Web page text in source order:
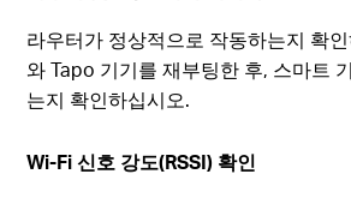
라우터가 정상적으로 작동하는지 확
와 Tapo 기기를 재부팅한 후, 스마트
는지 확인하십시오.
Wi-Fi 신호 강도(RSSI) 확인